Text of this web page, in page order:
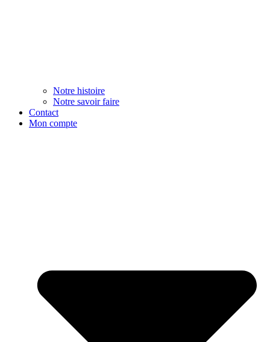
Notre histoire
Notre savoir faire
Contact
Mon compte